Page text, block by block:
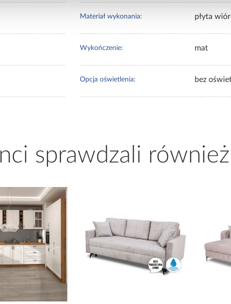
Materiał wykonania: płyta
Wykończenie: mat
Opcja oświetlenia: bez
sprawdzali również